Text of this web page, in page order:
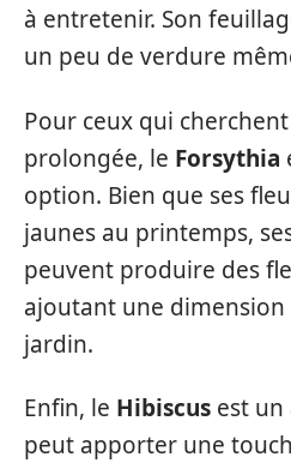
à entretenir. Son
un peu de verdure
Pour ceux qui
prolongée, le Forsythia
option. Bien que ses
jaunes au printemps,
peuvent produire des
ajoutant une
jardin.
Enfin, le Hibiscus est
peut apporter une